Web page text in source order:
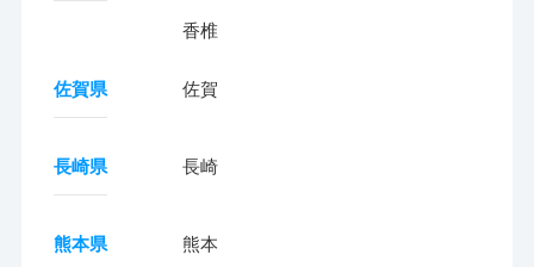
香椎
佐賀県 佐賀
長崎県 長崎
熊本県 熊本